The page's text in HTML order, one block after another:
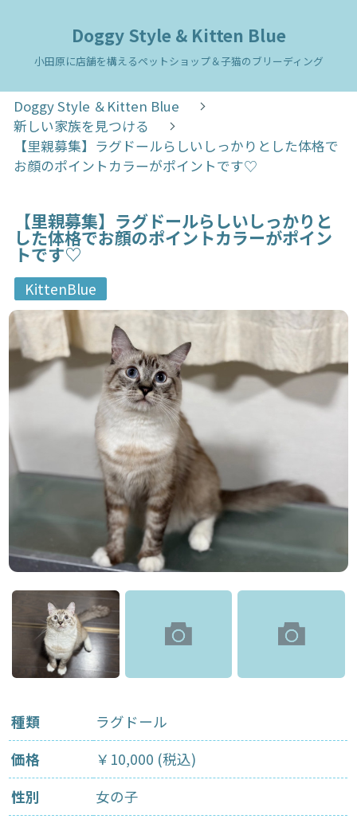
Doggy Style & Kitten Blue
小田原に店舗を構えるペットショップ＆子猫のブリーディング
Doggy Style ＆Kitten Blue
新しい家族を見つける
【里親募集】ラグドールらしいしっかりとした体格で
お顔のポイントカラーがポイントです♡
【里親募集】ラグドールらしいしっかりと
した体格でお顔のポイントカラーがポイン
トです♡
KittenBlue
種類
ラグドール
価格
￥10,000 (税込)
性別
女の子